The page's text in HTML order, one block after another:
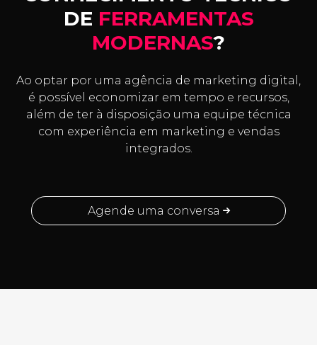
DE FERRAMENTAS
MODERNAS?
Ao optar por uma agência de marketing digital,
é possível economizar em tempo e recursos,
além de ter à disposição uma equipe técnica
com experiência em marketing e vendas
integrados.
Agende uma conversa